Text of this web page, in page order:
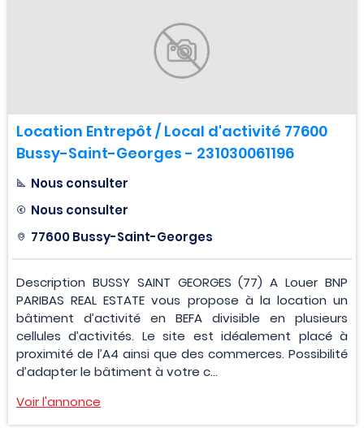
Location Entrepôt / Local d'activité 77600
Bussy-Saint-Georges - 231030061196
Nous consulter
Nous consulter
77600 Bussy-Saint-Georges
Description BUSSY SAINT GEORGES (77) A Louer BNP
PARIBAS REAL ESTATE vous propose à la location un
bâtiment d’activité en BEFA divisible en plusieurs
cellules d’activités. Le site est idéalement placé à
proximité de l’A4 ainsi que des commerces. Possibilité
d’adapter le bâtiment à votre c...
Voir l'annonce